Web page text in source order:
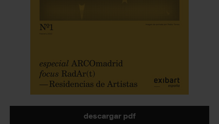
descargar pdf